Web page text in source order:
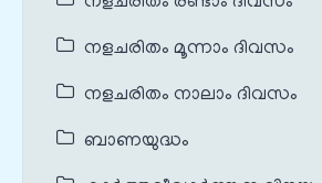
നളചരിതം മൂന്നാം ദിവസം
നളചരിതം നാലാം ദിവസം
ബാണയുദ്ധം